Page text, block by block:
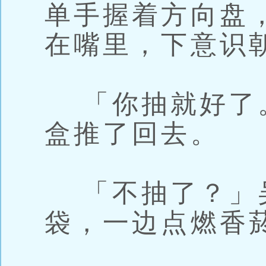
单手握着方向盘
在嘴里，下意识
「你抽就好了
盒推了回去。
「不抽了？」
袋，一边点燃香